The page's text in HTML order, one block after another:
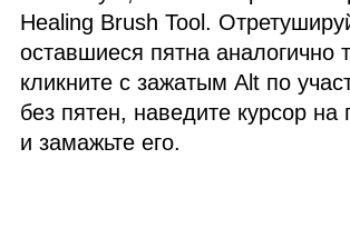
Healing Brush Tool.
оставшиеся пятна аналогично
кликните с зажатым Alt по
без пятен, наведите курсор на
и замажьте его.